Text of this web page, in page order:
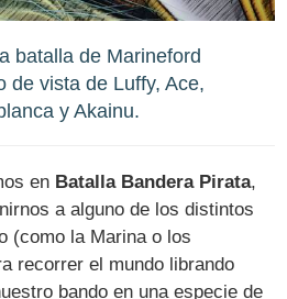
batalla de Marineford
de vista de Luffy, Ace,
y Akainu.
en Batalla Bandera Pirata,
a alguno de los distintos
(como la Marina o los
recorrer el mundo librando
bando en una especie de